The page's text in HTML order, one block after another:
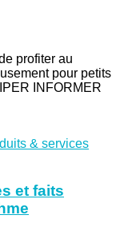
profiter au
pour petits
INFORMER
& services
et faits